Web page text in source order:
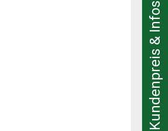
Kundenpreis & Infos